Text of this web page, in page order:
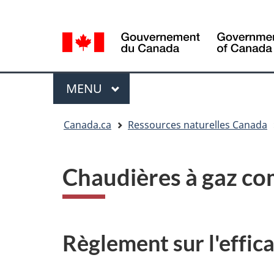
de
la
langue
selection
Menu
MENU PRINCIPAL
Canada.ca Ressources naturelles Canada
Chaudières à gaz
Règlement sur